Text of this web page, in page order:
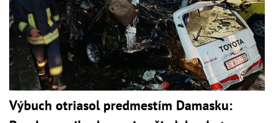
Výbuch otriasol predmestím Damasku: